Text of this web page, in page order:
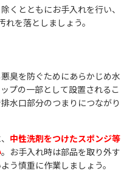
くとともにお手入れを行い、
を落としましょう。
臭を防ぐためにあらかじめ水
プの一部として設置されるこ
水口部分のつまりにつながり
中性洗剤をつけたスポンジ等
。お手入れ時は部品を取り外す
う慎重に作業しましょう。